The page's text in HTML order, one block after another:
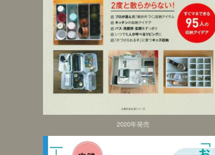
2020年発売